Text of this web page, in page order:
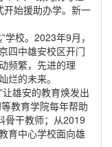
开始援助办学。新一
校。2023年9月，
四中雄安校区开门
频繁，先进的理
烂的未来。
让雄安的教育焕发出
教育学院每年帮助
骨干教师；从2019
育中心学校面向雄